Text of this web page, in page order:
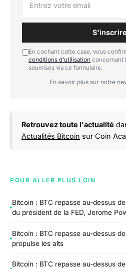
En cochant cette case, vous
conditions d'utilisation concernant
soumises via ce formulaire.
En savoir plus sur notre
Retrouvez toute l'actualité
Actualités Bitcoin sur Coin
POUR ALLER PLUS LOIN
Bitcoin : BTC repasse au-dessus
du président de la FED, Jerome
Bitcoin : BTC repasse au-dessus
propulse les alts
Bitcoin : BTC repasse au-dessus